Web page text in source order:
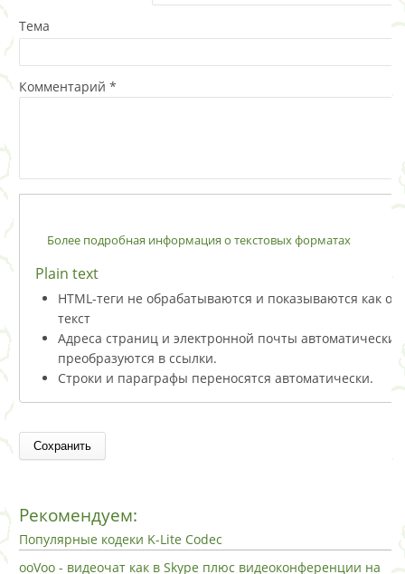
Тема
Комментарий *
Более подробная информация о текстовых форматах
Plain text
HTML-теги не обрабатываются и показываются как
текст
Адреса страниц и электронной почты автоматически
преобразуются в ссылки.
Строки и параграфы переносятся автоматически.
Рекомендуем:
Популярные кодеки K-Lite Codec
ooVoo - видеочат как в Skype плюс видеоконференции на